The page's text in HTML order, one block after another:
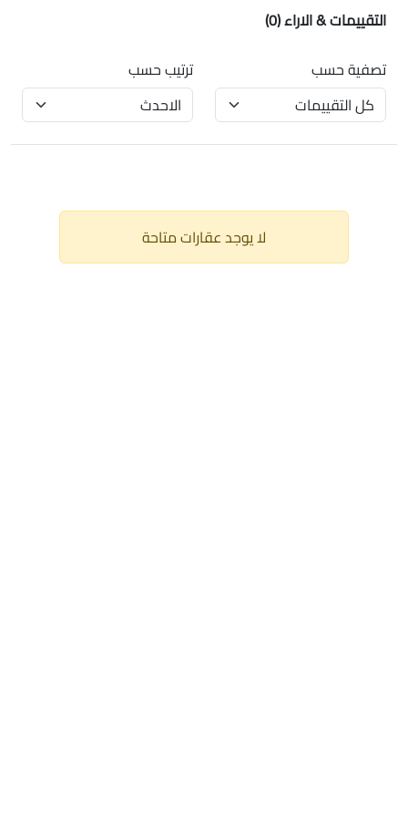
التقييمات & الاراء(0)
تصفية حسب
ترتيب حسب
لا يوجد عقارات متاحة